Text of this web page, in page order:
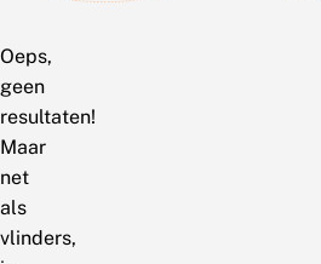
Oeps,
geen
resultaten!
Maar
net
als
vlinders,